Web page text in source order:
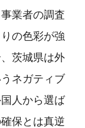
業者の調査
の色彩が強
茨城県は外
ネガティブ
人から選ば
保とは真逆